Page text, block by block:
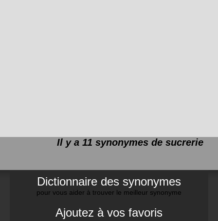
Il y a 11 synonymes de sucrerie
Dictionnaire des synonymes
pour vous aider à trouver le meilleur synonyme
Ajoutez à vos favoris